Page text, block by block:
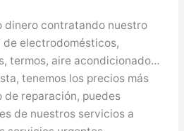
dinero contratando nuestro
electrodomésticos,
termos, aire acondicionado…
tenemos los precios más
de reparación, puedes
de nuestros servicios a